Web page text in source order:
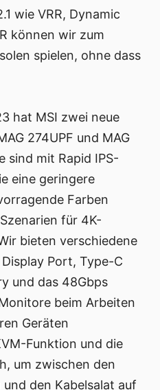
wie VRR, Dynamic
können wir zum
spielen, ohne dass
hat MSI zwei neue
274UPF und MAG
sind mit Rapid IPS-
eine geringere
Farben
für 4K-
bieten verschiedene
Port, Type-C
und das 48Gbps
beim Arbeiten
Geräten
Funktion und die
um zwischen den
den Kabelsalat auf